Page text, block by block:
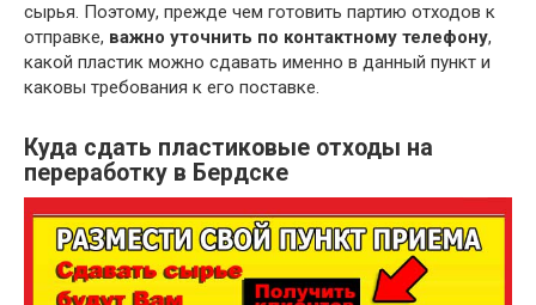
сырья. Поэтому, прежде чем готовить партию отходов к
отправке, важно уточнить по контактному телефону,
какой пластик можно сдавать именно в данный пункт и
каковы требования к его поставке.
Куда сдать пластиковые отходы на
переработку в Бердске